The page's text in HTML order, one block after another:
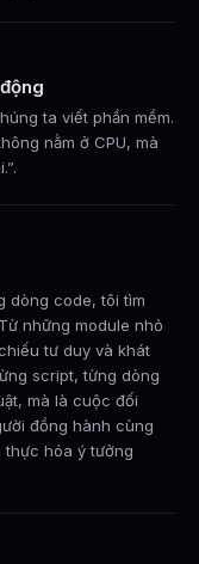
ta viết phần mềm.
nằm ở CPU, mà
dòng code, tôi tìm
những module nhỏ
tư duy và khát
script, từng dòng
mà là cuộc đối
đồng hành cùng
thực hóa ý tưởng